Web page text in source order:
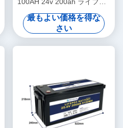
トラック用電池
最もよい価格を得な
さい